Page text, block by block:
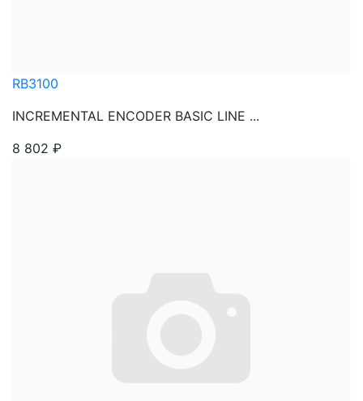
RB3100
INCREMENTAL ENCODER BASIC LINE ...
8 802 ₽